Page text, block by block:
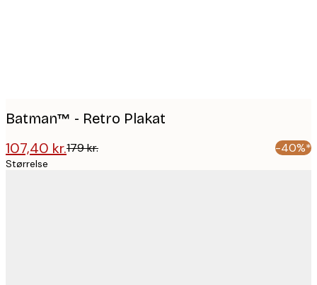
Batman™ - Retro Plakat
107,40 kr.179 kr. -40%*
Størrelse